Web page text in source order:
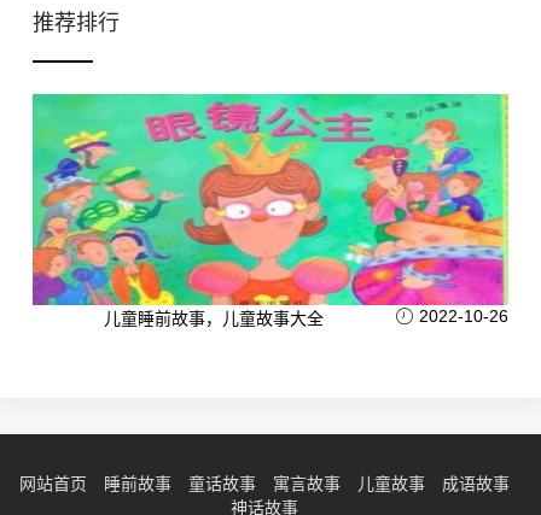
推荐排行
儿童睡前故事，儿童故事大全 2022-10-26
网站首页 睡前故事 童话故事 寓言故事 儿童故事
成语故事
神话故事